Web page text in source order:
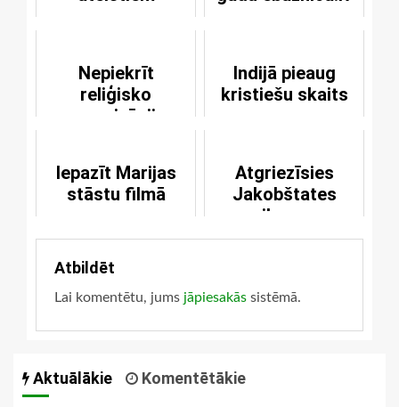
Nepiekrīt
reliģisko
organizāciju
Indijā pieaug
kristiešu skaits
Iepazīt Marijas
stāstu filmā
Atgriezīsies
Jakobštates
ikona
Atbildēt
Lai komentētu, jums jāpiesakās sistēmā.
Aktuālākie Komentētākie